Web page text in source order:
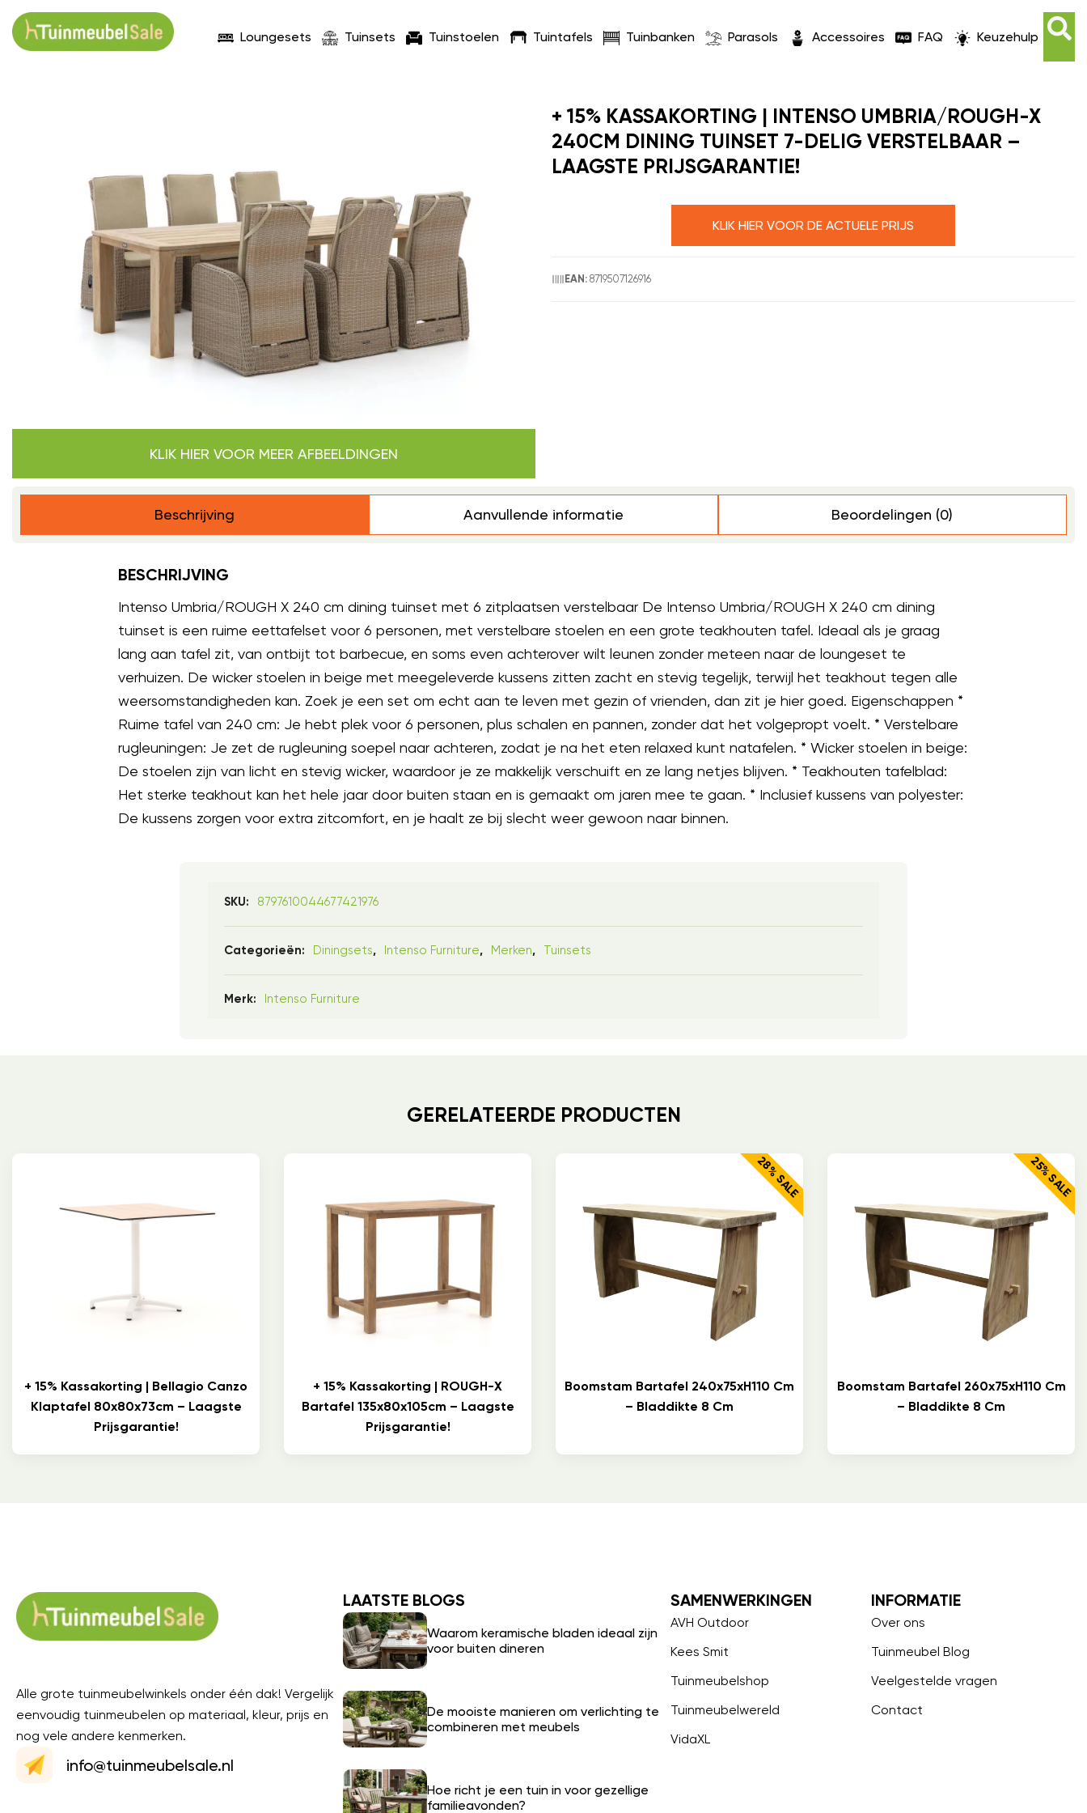
Loungesets Tuinsets Tuinstoelen Tuintafels Tuinbanken Parasols Accessoires FAQ Keuzehulp
KLIK HIER VOOR MEER AFBEELDINGEN
+ 15% KASSAKORTING | INTENSO UMBRIA/ROUGH-X
240CM DINING TUINSET 7-DELIG VERSTELBAAR –
LAAGSTE PRIJSGARANTIE!
KLIK HIER VOOR DE ACTUELE PRIJS
EAN: 8719507126916
Beschrijving Aanvullende informatie Beoordelingen (0)
BESCHRIJVING
Intenso Umbria/ROUGH X 240 cm dining tuinset met 6 zitplaatsen verstelbaar De Intenso Umbria/ROUGH X 240 cm dining
tuinset is een ruime eettafelset voor 6 personen, met verstelbare stoelen en een grote teakhouten tafel. Ideaal als je graag
lang aan tafel zit, van ontbijt tot barbecue, en soms even achterover wilt leunen zonder meteen naar de loungeset te
verhuizen. De wicker stoelen in beige met meegeleverde kussens zitten zacht en stevig tegelijk, terwijl het teakhout tegen alle
weersomstandigheden kan. Zoek je een set om echt aan te leven met gezin of vrienden, dan zit je hier goed. Eigenschappen *
Ruime tafel van 240 cm: Je hebt plek voor 6 personen, plus schalen en pannen, zonder dat het volgepropt voelt. * Verstelbare
rugleuningen: Je zet de rugleuning soepel naar achteren, zodat je na het eten relaxed kunt natafelen. * Wicker stoelen in beige:
De stoelen zijn van licht en stevig wicker, waardoor je ze makkelijk verschuift en ze lang netjes blijven. * Teakhouten tafelblad:
Het sterke teakhout kan het hele jaar door buiten staan en is gemaakt om jaren mee te gaan. * Inclusief kussens van polyester:
De kussens zorgen voor extra zitcomfort, en je haalt ze bij slecht weer gewoon naar binnen.
SKU: 8797610044677421976
Categorieën: Diningsets, Intenso Furniture, Merken, Tuinsets
Merk: Intenso Furniture
GERELATEERDE PRODUCTEN
+ 15% Kassakorting | Bellagio Canzo
Klaptafel 80x80x73cm – Laagste
Prijsgarantie!
+ 15% Kassakorting | ROUGH-X
Bartafel 135x80x105cm – Laagste
Prijsgarantie!
28% SALE
Boomstam Bartafel 240x75xH110 Cm
– Bladdikte 8 Cm
25% SALE
Boomstam Bartafel 260x75xH110 Cm
– Bladdikte 8 Cm
Alle grote tuinmeubelwinkels onder één dak! Vergelijk
eenvoudig tuinmeubelen op materiaal, kleur, prijs en
nog vele andere kenmerken.
info@tuinmeubelsale.nl
LAATSTE BLOGS
Waarom keramische bladen ideaal zijn
voor buiten dineren
De mooiste manieren om verlichting te
combineren met meubels
Hoe richt je een tuin in voor gezellige
familieavonden?
SAMENWERKINGEN
AVH Outdoor
Kees Smit
Tuinmeubelshop
Tuinmeubelwereld
VidaXL
INFORMATIE
Over ons
Tuinmeubel Blog
Veelgestelde vragen
Contact